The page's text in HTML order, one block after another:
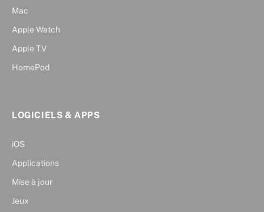
Mac
Apple Watch
Apple TV
HomePod
LOGICIELS & APPS
iOS
Applications
Mise à jour
Jeux